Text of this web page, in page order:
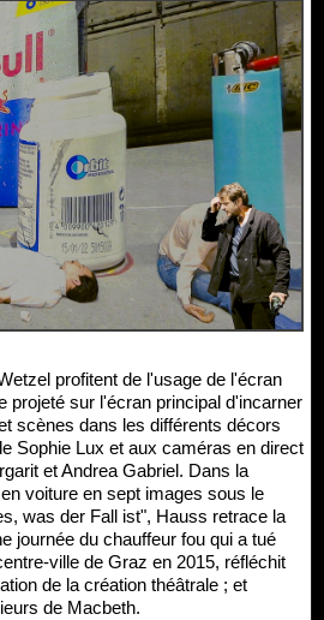
projeté sur l'écran principal d'incarner
scènes dans les différents décors
Sophie Lux et aux caméras en direct
et Andrea Gabriel. Dans la
voiture en sept images sous le
was der Fall ist", Hauss retrace la
journée du chauffeur fou qui a tué
ville de Graz en 2015, réfléchit
de la création théâtrale ; et
de Macbeth.